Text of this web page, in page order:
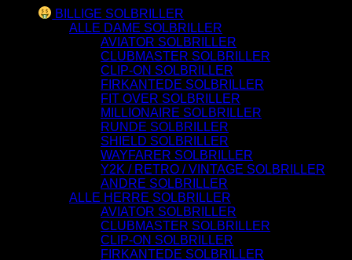
BILLIGE SOLBRILLER
ALLE DAME SOLBRILLER
AVIATOR SOLBRILLER
CLUBMASTER SOLBRILLER
CLIP-ON SOLBRILLER
FIRKANTEDE SOLBRILLER
FIT OVER SOLBRILLER
MILLIONAIRE SOLBRILLER
RUNDE SOLBRILLER
SHIELD SOLBRILLER
WAYFARER SOLBRILLER
Y2K / RETRO / VINTAGE SOLBRILLER
ANDRE SOLBRILLER
ALLE HERRE SOLBRILLER
AVIATOR SOLBRILLER
CLUBMASTER SOLBRILLER
CLIP-ON SOLBRILLER
FIRKANTEDE SOLBRILLER